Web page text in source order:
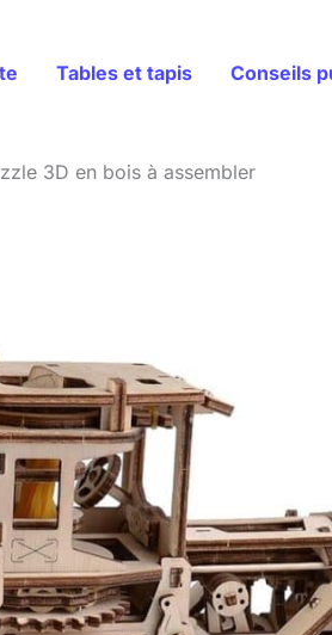
Tables et tapis Conseils
3D en bois à assembler